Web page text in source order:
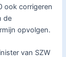
ook corrigeren
de
opvolgen.
van SZW